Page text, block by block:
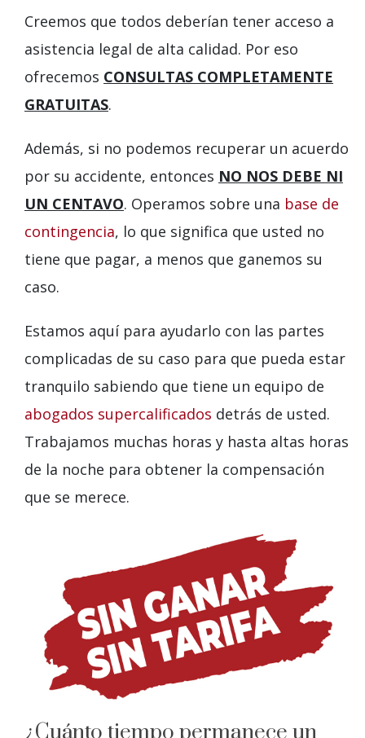
Creemos que todos deberían tener acceso a
asistencia legal de alta calidad. Por eso
ofrecemos CONSULTAS COMPLETAMENTE
GRATUITAS.
Además, si no podemos recuperar un acuerdo
por su accidente, entonces NO NOS DEBE NI
UN CENTAVO. Operamos sobre una base de
contingencia, lo que significa que usted no
tiene que pagar, a menos que ganemos su
caso.
Estamos aquí para ayudarlo con las partes
complicadas de su caso para que pueda estar
tranquilo sabiendo que tiene un equipo de
abogados supercalificados detrás de usted.
Trabajamos muchas horas y hasta altas horas
de la noche para obtener la compensación
que se merece.
¿Cuánto tiempo permanece un